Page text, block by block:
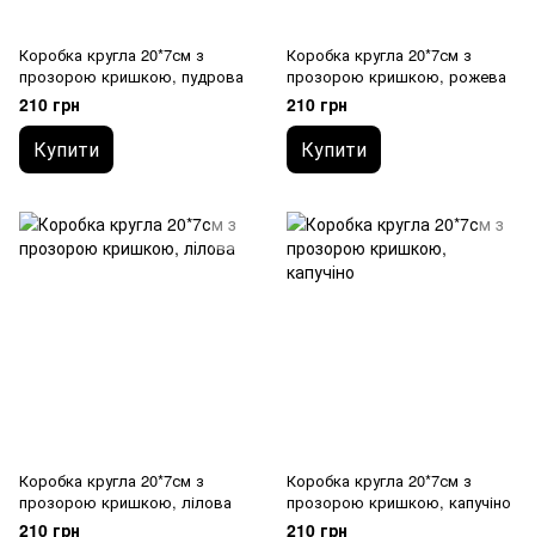
Коробка кругла 20*7см з
прозорою кришкою, пудрова
210 грн
Купити
Коробка кругла 20*7см з
прозорою кришкою, рожева
210 грн
Купити
Коробка кругла 20*7см з
прозорою кришкою, лілова
210 грн
Коробка кругла 20*7см з
прозорою кришкою, капучіно
210 грн